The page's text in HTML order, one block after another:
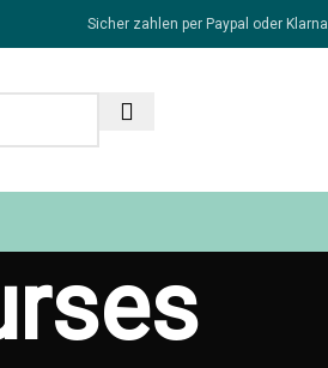
Sicher zahlen per Paypal oder Klarna